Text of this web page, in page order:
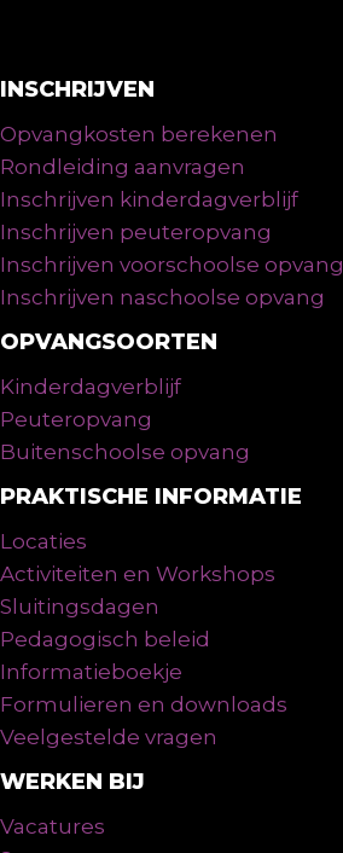
INSCHRIJVEN
Opvangkosten berekenen
Rondleiding aanvragen
Inschrijven kinderdagverblijf
Inschrijven peuteropvang
Inschrijven voorschoolse opvang
Inschrijven naschoolse opvang
OPVANGSOORTEN
Kinderdagverblijf
Peuteropvang
Buitenschoolse opvang
PRAKTISCHE INFORMATIE
Locaties
Activiteiten en Workshops
Sluitingsdagen
Pedagogisch beleid
Informatieboekje
Formulieren en downloads
Veelgestelde vragen
WERKEN BIJ
Vacatures